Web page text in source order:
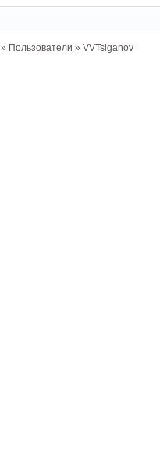
» Пользователи »VVTsiganov